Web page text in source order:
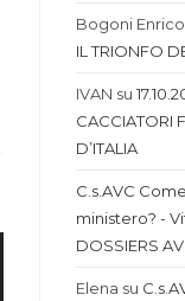
Bogoni Enrico
IL TRIONFO
IVAN su
CACCIATORI
D’ITALIA
C.s.AVC
ministero? -
DOSSIERS
Elena su